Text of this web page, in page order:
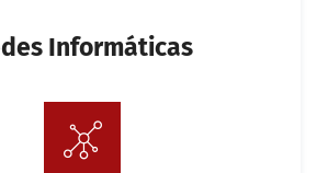
Informáticas